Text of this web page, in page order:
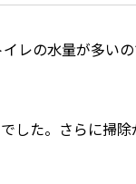
レの水量が多い
した。さらに掃